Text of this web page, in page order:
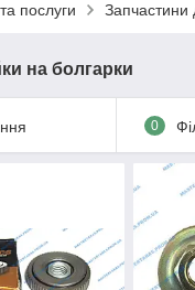
послуги Запчастини
на болгарки
0